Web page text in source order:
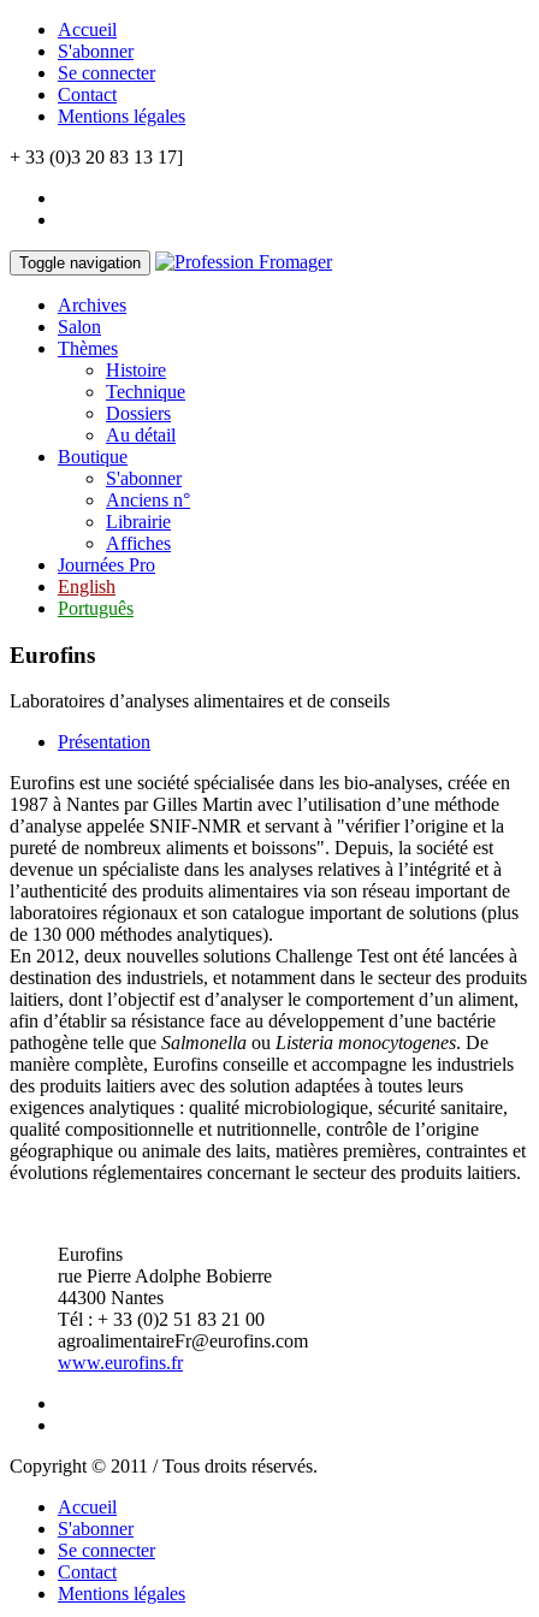
Accueil
S'abonner
Se connecter
Contact
Mentions légales
+ 33 (0)3 20 83 13 17]
Toggle navigation
Archives
Salon
Thèmes
Histoire
Technique
Dossiers
Au détail
Boutique
S'abonner
Anciens n°
Librairie
Affiches
Journées Pro
English
Português
Eurofins
Laboratoires d’analyses alimentaires et de conseils
Présentation
Eurofins est une société spécialisée dans les bio-analyses, créée en
1987 à Nantes par Gilles Martin avec l’utilisation d’une méthode
d’analyse appelée SNIF-NMR et servant à "vérifier l’origine et la
pureté de nombreux aliments et boissons". Depuis, la société est
devenue un spécialiste dans les analyses relatives à l’intégrité et à
l’authenticité des produits alimentaires via son réseau important de
laboratoires régionaux et son catalogue important de solutions (plus
de 130 000 méthodes analytiques).
En 2012, deux nouvelles solutions Challenge Test ont été lancées à
destination des industriels, et notamment dans le secteur des produits
laitiers, dont l’objectif est d’analyser le comportement d’un aliment,
afin d’établir sa résistance face au développement d’une bactérie
pathogène telle que Salmonella ou Listeria monocytogenes. De
manière complète, Eurofins conseille et accompagne les industriels
des produits laitiers avec des solution adaptées à toutes leurs
exigences analytiques : qualité microbiologique, sécurité sanitaire,
qualité compositionnelle et nutritionnelle, contrôle de l’origine
géographique ou animale des laits, matières premières, contraintes et
évolutions réglementaires concernant le secteur des produits laitiers.
Eurofins
rue Pierre Adolphe Bobierre
44300 Nantes
Tél : + 33 (0)2 51 83 21 00
agroalimentaireFr@eurofins.com
www.eurofins.fr
Copyright © 2011 / Tous droits réservés.
Accueil
S'abonner
Se connecter
Contact
Mentions légales